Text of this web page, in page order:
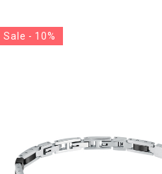
Sale - 10%